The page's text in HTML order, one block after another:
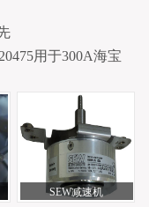
用于300A海宝
SEW减速机